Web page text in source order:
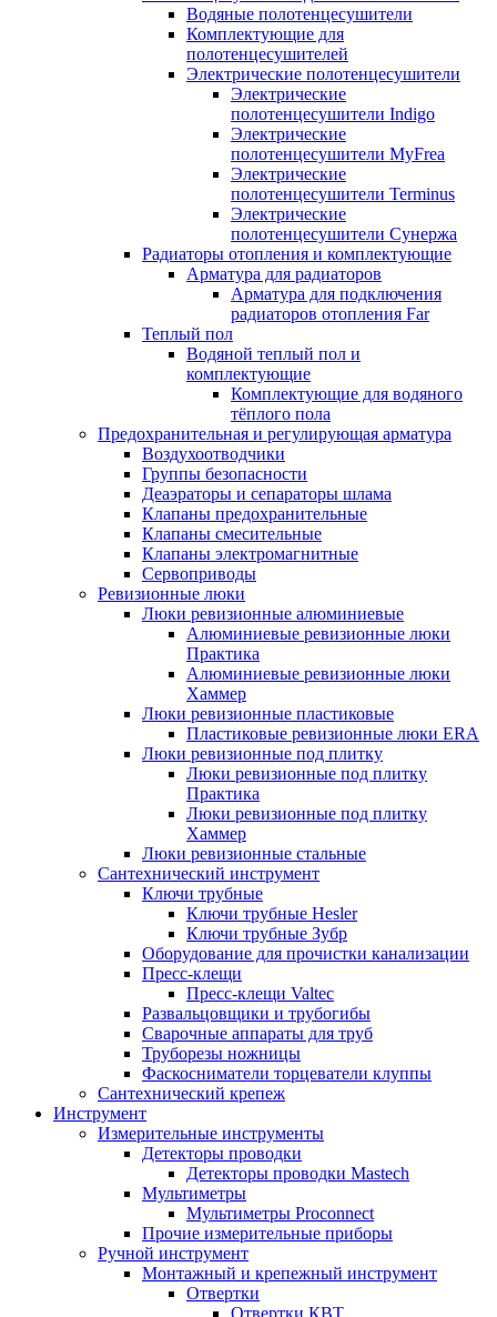
Водяные полотенцесушители
Комплектующие для
полотенцесушителей
Электрические полотенцесушители
Электрические
полотенцесушители Indigo
Электрические
полотенцесушители MyFrea
Электрические
полотенцесушители Terminus
Электрические
полотенцесушители Сунержа
Радиаторы отопления и комплектующие
Арматура для радиаторов
Арматура для подключения
радиаторов отопления Far
Теплый пол
Водяной теплый пол и
комплектующие
Комплектующие для водяного
тёплого пола
Предохранительная и регулирующая арматура
Воздухоотводчики
Группы безопасности
Деаэраторы и сепараторы шлама
Клапаны предохранительные
Клапаны смесительные
Клапаны электромагнитные
Сервоприводы
Ревизионные люки
Люки ревизионные алюминиевые
Алюминиевые ревизионные люки
Практика
Алюминиевые ревизионные люки
Хаммер
Люки ревизионные пластиковые
Пластиковые ревизионные люки ERA
Люки ревизионные под плитку
Люки ревизионные под плитку
Практика
Люки ревизионные под плитку
Хаммер
Люки ревизионные стальные
Сантехнический инструмент
Ключи трубные
Ключи трубные Hesler
Ключи трубные Зубр
Оборудование для прочистки канализации
Пресс-клещи
Пресс-клещи Valtec
Развальцовщики и трубогибы
Сварочные аппараты для труб
Труборезы ножницы
Фаскосниматели торцеватели клуппы
Сантехнический крепеж
Инструмент
Измерительные инструменты
Детекторы проводки
Детекторы проводки Mastech
Мультиметры
Мультиметры Proconnect
Прочие измерительные приборы
Ручной инструмент
Монтажный и крепежный инструмент
Отвертки